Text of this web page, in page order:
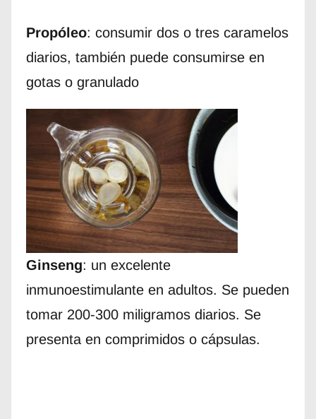
Propóleo: consumir dos o tres caramelos
diarios, también puede consumirse en
gotas o granulado
Ginseng: un excelente
inmunoestimulante en adultos. Se pueden
tomar 200-300 miligramos diarios. Se
presenta en comprimidos o cápsulas.